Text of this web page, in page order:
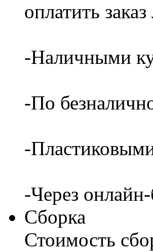
оплатить
-Наличными
-По
-
-Через
Сборка
Стоимость